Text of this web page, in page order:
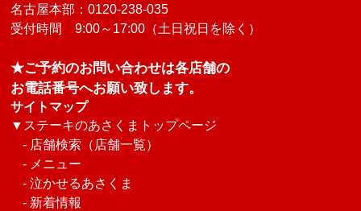
名古屋本部：0120-238-035
受付時間 9:00～17:00（土日祝日を除く）
★ご予約のお問い合わせは各店舗の
お電話番号へお願い致します。
サイトマップ
▼ ステーキのあさくまトップページ
- 店舗検索（店舗一覧）
- メニュー
-泣かせるあさくま
- 新着情報